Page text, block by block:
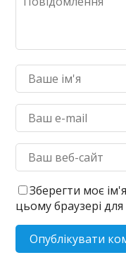
Зберегти моє
цьому браузері